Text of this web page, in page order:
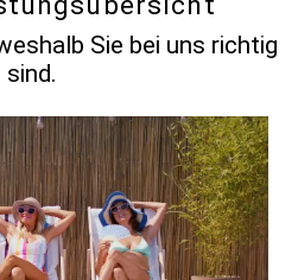
Sie bei uns richtig
sind.